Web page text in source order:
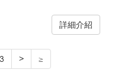
詳細介紹
3 > ≥